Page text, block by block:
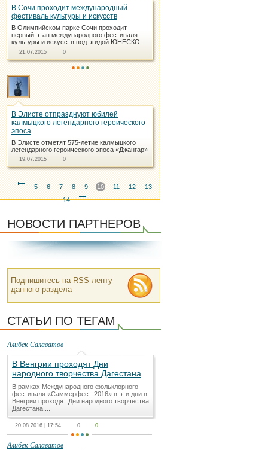
В Сочи проходит международный
фестиваль культуры и искусств
В Олимпийском парке Сочи проходит
первый этап международного фестиваля
культуры и искусств под эгидой ЮНЕСКО
21.07.2015 0
В Элисте отпразднуют юбилей
калмыцкого легендарного героического
эпоса
В Элисте отметят 575-летие калмыцкого
легендарного героического эпоса «Джангар»
19.07.2015 0
5 6 7 8 9 10 11 12
13
14
НОВОСТИ ПАРТНЕРОВ
Подпишитесь на RSS ленту
данного раздела
СТАТЬИ ПО ТЕГАМ
Алибек Салаватов
В Венгрии проходят Дни
народного творчества Дагестана
В рамках Международного фольклорного
фестиваля «Саммерфест-2016» в эти дни в
Венгрии проходят Дни народного творчества
Дагестана....
20.08.2016 | 17:54 0 0
Алибек Салаватов